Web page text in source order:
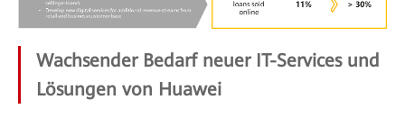
Wachsender Bedarf neuer IT-Services und
Lösungen von Huawei